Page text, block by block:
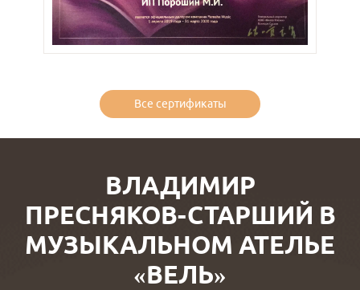
Все сертификаты
ВЛАДИМИР
ПРЕСНЯКОВ-СТАРШИЙ В
МУЗЫКАЛЬНОМ АТЕЛЬЕ
«ВЕЛЬ»